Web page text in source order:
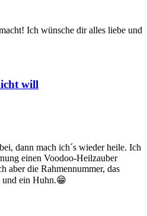
Ich wünsche dir alles liebe und
will
dann mach ich´s wieder heile. Ich
einen Voodoo-Heilzauber
aber die Rahmennummer, das
ein Huhn.😁